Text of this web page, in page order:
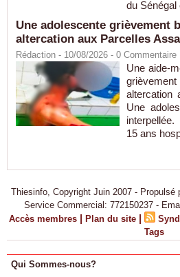
du Sénégal
Une adolescente grièvement
altercation aux Parcelles
Rédaction - 10/08/2026 - 0 Commentaire
Une aide-
altercation
Une
15 ans
Thiesinfo, Copyright Juin 2007 - Propulsé
Service Commercial: 772150237 -
Accès membres | Plan du site |
Tags
Qui Sommes-nous?